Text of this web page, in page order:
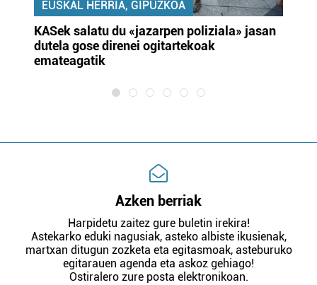
EUSKAL HERRIA, GIPUZKOA
KASek salatu du «jazarpen poliziala» jasan
dutela gose direnei ogitartekoak
emateagatik
Azken berriak
Harpidetu zaitez gure buletin irekira!
Astekarko eduki nagusiak, asteko albiste ikusienak,
martxan ditugun zozketa eta egitasmoak, asteburuko
egitarauen agenda eta askoz gehiago!
Ostiralero zure posta elektronikoan.